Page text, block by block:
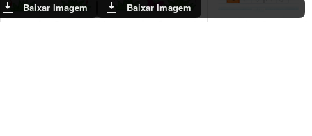
Baixar Imagem Baixar Imagem